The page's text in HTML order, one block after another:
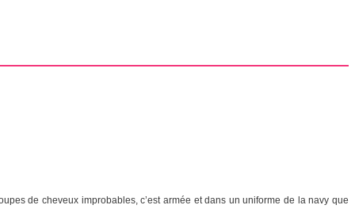
de cheveux improbables, c’est armée et dans un uniforme de la navy que